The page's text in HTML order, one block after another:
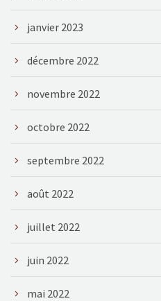
janvier 2023
décembre 2022
novembre 2022
octobre 2022
septembre 2022
août 2022
juillet 2022
juin 2022
mai 2022